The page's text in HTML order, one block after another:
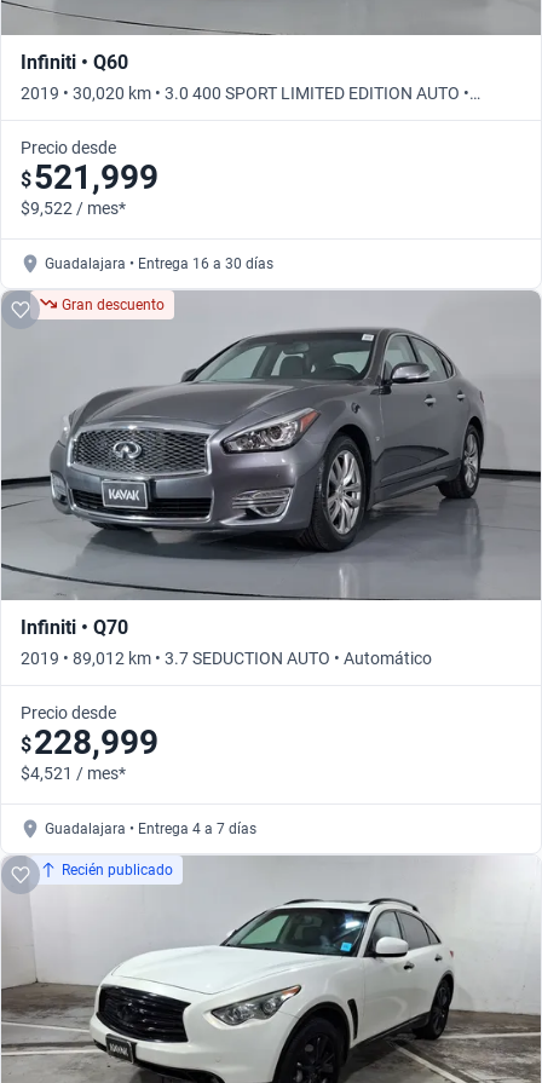
Infiniti • Q60
2019 • 30,020 km • 3.0 400 SPORT LIMITED EDITION AUTO •
Automático
Precio desde
$521,999
$9,522 / mes*
Guadalajara • Entrega 16 a 30 días
Gran descuento
Infiniti • Q70
2019 • 89,012 km • 3.7 SEDUCTION AUTO • Automático
Precio desde
$228,999
$4,521 / mes*
Guadalajara • Entrega 4 a 7 días
Recién publicado